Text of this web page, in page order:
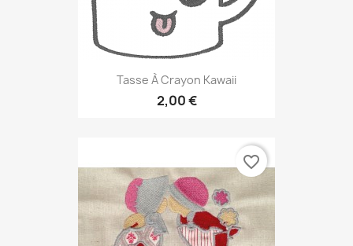
Tasse À Crayon Kawaii
2,00 €
favorite_border